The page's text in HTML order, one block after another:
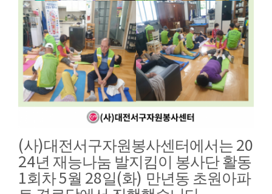
(사)대전서구자원봉사센터에서는 20
24년 재능나눔 발지킴이 봉사단 활동
1회차5월 28일(화) 만년동 초원아파